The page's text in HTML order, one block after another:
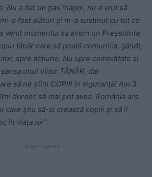
Nu a dat un pas înapoi, nu a vrut să
a fost alături și m-a susținut cu tot ce
venit momentul să avem un Președinte
tânăr care să poată comunica, gândi,
spre acțiune. Nu spre comoditate și
unui viitor TÂNĂR, dar
să ne știm COPIII în siguranță! Am 3
doresc să mai pot avea. România are
care știu să-și crească copiii și să îi
în viața lor”.
- Advertisement -